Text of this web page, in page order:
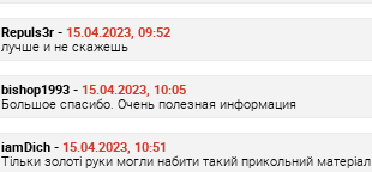
Repuls3r - 15.04.2023, 09:52
лучше и не скажешь
bishop1993 - 15.04.2023, 10:05
Большое спасибо. Очень полезная информация
iamDich - 15.04.2023, 10:51
Тільки золоті руки могли набити такий прикольний матеріал